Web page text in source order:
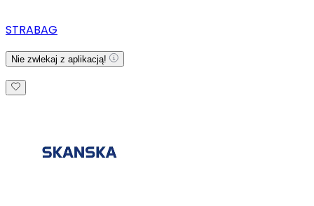
STRABAG
Nie zwlekaj z aplikacją!